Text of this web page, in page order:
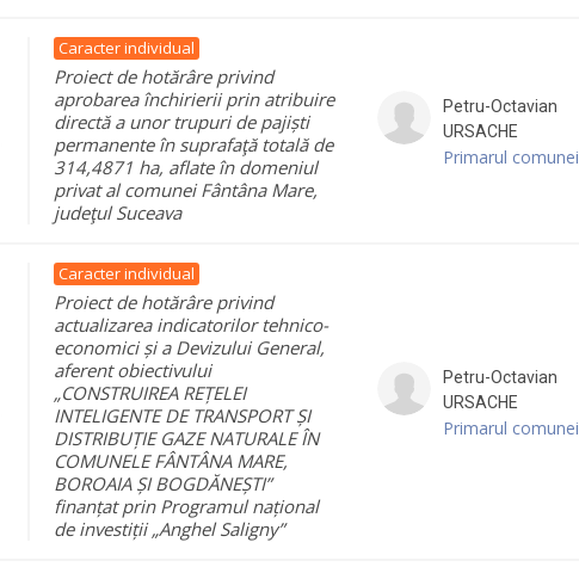
Caracter individual
Proiect de hotărâre privind
aprobarea închirierii prin atribuire
directă a unor trupuri de pajiști
permanente în suprafaţă totală de
314,4871 ha, aflate în domeniul
privat al comunei Fântâna Mare,
judeţul Suceava
Petru-Octavian
URSACHE
Primarul comunei
Caracter individual
Proiect de hotărâre privind
actualizarea indicatorilor tehnico-
economici și a Devizului General,
aferent obiectivului
„CONSTRUIREA REȚELEI
INTELIGENTE DE TRANSPORT ȘI
DISTRIBUȚIE GAZE NATURALE ÎN
COMUNELE FÂNTÂNA MARE,
BOROAIA ȘI BOGDĂNEȘTI”
finanțat prin Programul național
de investiții „Anghel Saligny”
Petru-Octavian
URSACHE
Primarul comunei